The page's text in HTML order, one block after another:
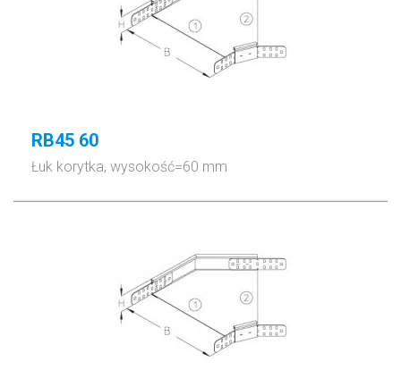
RB45 60
Łuk korytka, wysokość=60 mm